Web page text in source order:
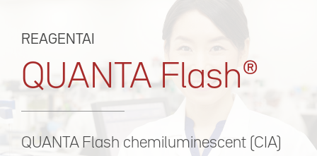
REAGENTAI
QUANTA Flash®
QUANTA Flash chemiluminescent (CIA)